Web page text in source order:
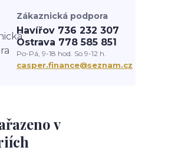
v
Zákaznická podpora
Havířov 736 232 307
Ostrava 778 585 851
Po-Pá, 9-18 hod. So 9-12 h.
casper.finance@seznam.cz